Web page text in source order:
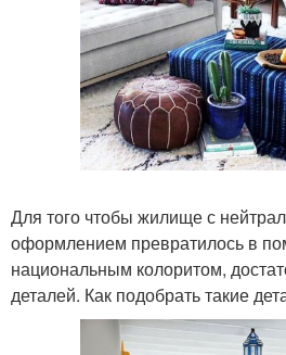
Для того чтобы жилище с
оформлением превратилось в
национальным колоритом,
деталей. Как подобрать такие